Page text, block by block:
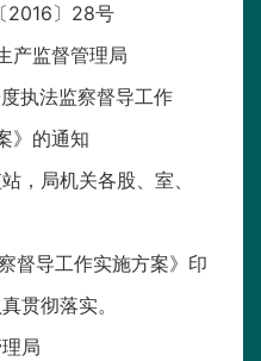
2016〕28号
产监督管理局
执法监察督导工作
》的通知
，局机关各股、室、
督导工作实施方案》印
贯彻落实。
局